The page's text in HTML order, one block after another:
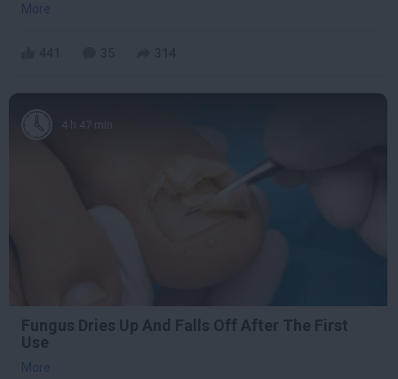
More
4 h 47 min
Fungus Dries Up And Falls Off After The First
Use
More